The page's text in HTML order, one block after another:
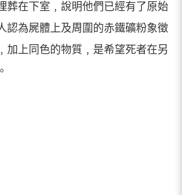
葬在下室﹐說明他們已經有了原始
認為屍體上及周圍的赤鐵礦粉象徵
加上同色的物質﹐是希望死者在另